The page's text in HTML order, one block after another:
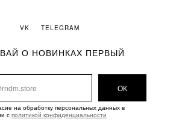
на обработку персональных данных в
с политикой конфиденциальности
ОК
О НОВИНКАХ ПЕРВЫЙ
VK TELEGRAM